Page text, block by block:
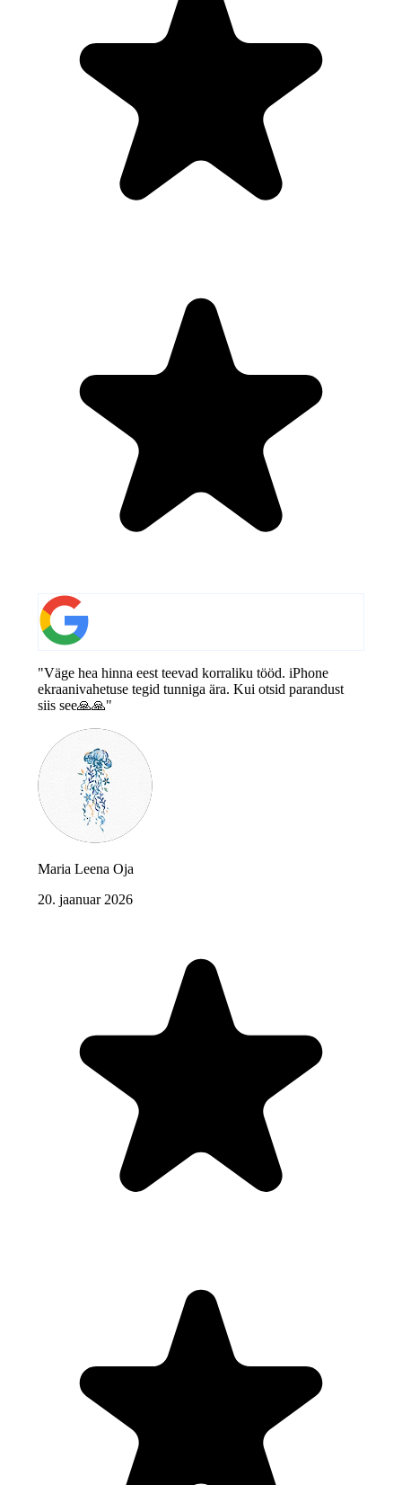
"Väge hea hinna eest teevad korraliku tööd. iPhone
ekraanivahetuse tegid tunniga ära. Kui otsid parandust
siis see🙏🙏"
Maria Leena Oja
20. jaanuar 2026